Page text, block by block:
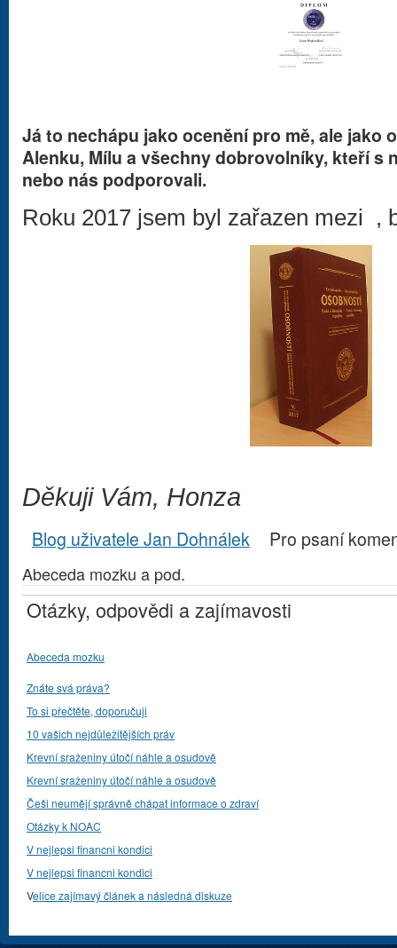
Já to nechápu jako ocenění pro mě, ale jako
Alenku, Mílu a všechny dobrovolníky, kteří s
nebo nás podporovali.
Roku 2017 jsem byl zařazen mezi ,
Děkuji Vám, Honza
Blog uživatele Jan Dohnálek Pro psaní
Abeceda mozku a pod.
Otázky, odpovědi a zajímavosti
Abeceda mozku
Znáte svá práva?
To si přečtěte, doporučuji
10 vašich nejdůležitějších práv
Krevní sraženiny útočí náhle a osudově
Krevní sraženiny útočí náhle a osudově
Češi neumějí správně chápat informace o zdraví
Otázky k NOAC
V nejlepsi financni kondici
V nejlepsi financni kondici
Velice zajímavý článek a následná diskuze